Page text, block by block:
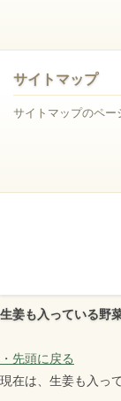
サイトマップ
サイトマップのペー
生姜も入っている野
・先頭に戻る
現在は、生姜も入っ